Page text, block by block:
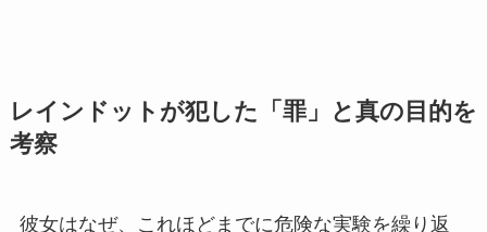
レインドットが犯した「罪」と真の目的を
考察
彼女はなぜ、これほどまでに危険な実験を繰り返